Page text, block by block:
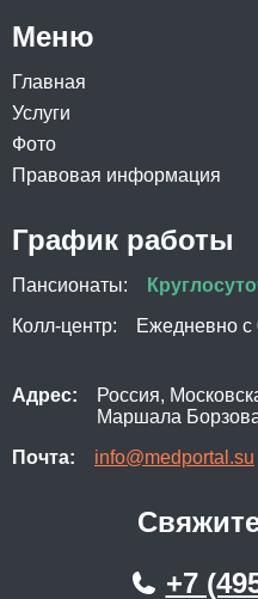
Меню
Главная
Услуги
Фото
Правовая информация
График работы
Пансионаты:
Колл-центр:
Ежедневно с
Адрес:
Россия,
Маршала
Почта:
info@medportal.su
+7